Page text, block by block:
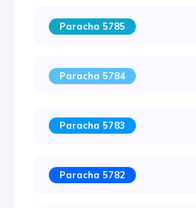
Paracha 5785
Paracha 5784
Paracha 5783
Paracha 5782